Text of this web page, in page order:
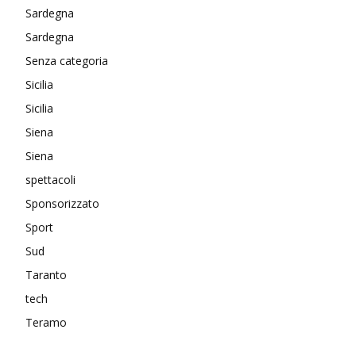
Sardegna
Sardegna
Senza categoria
Sicilia
Sicilia
Siena
Siena
spettacoli
Sponsorizzato
Sport
Sud
Taranto
tech
Teramo